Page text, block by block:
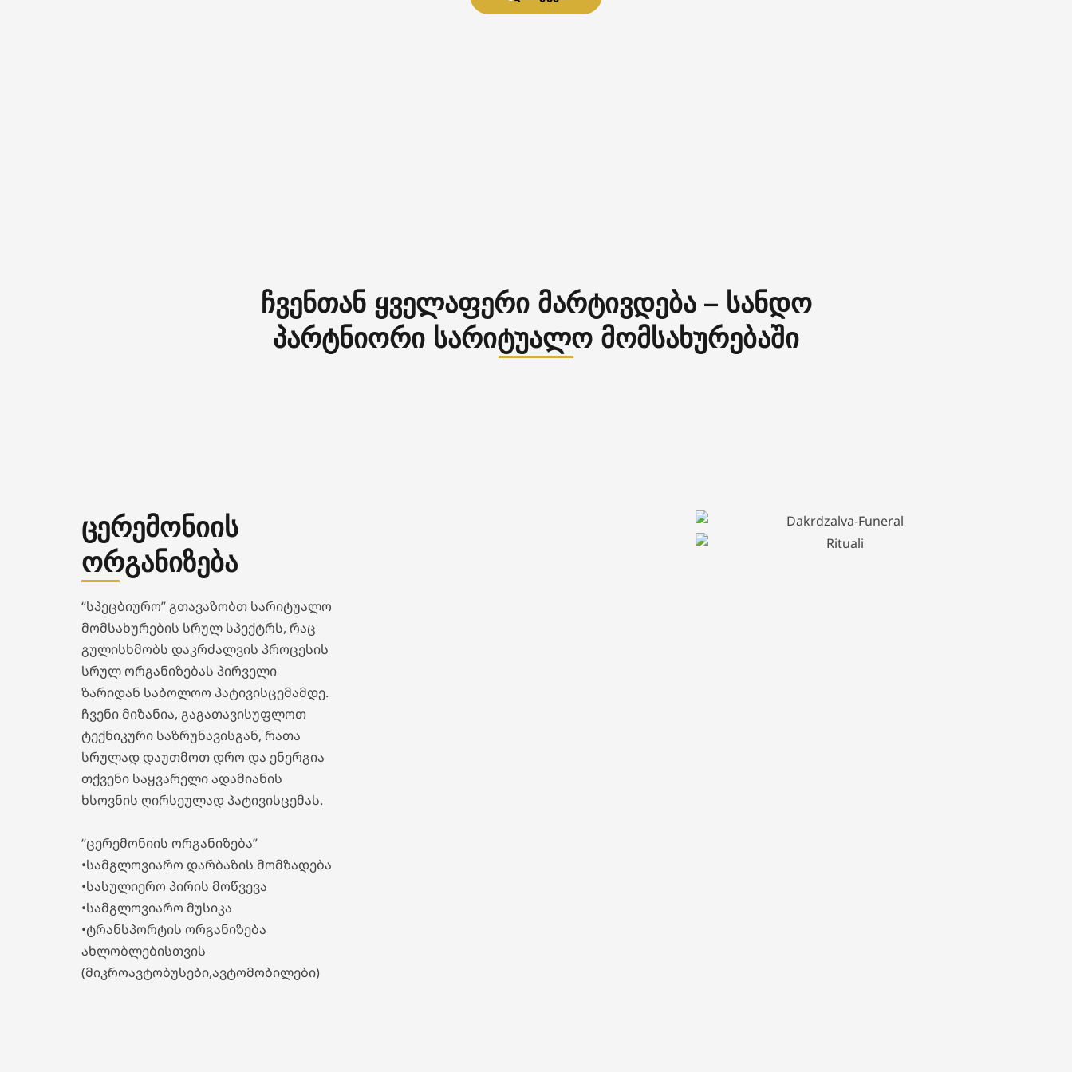
ჩვენთან ყველაფერი მარტივდება – სანდო
პარტნიორი სარიტუალო მომსახურებაში
ცერემონიის
ორგანიზება
“სპეცბიურო” გთავაზობთ სარიტუალო
მომსახურების სრულ სპექტრს, რაც
გულისხმობს დაკრძალვის პროცესის
სრულ ორგანიზებას პირველი
ზარიდან საბოლოო პატივისცემამდე.
ჩვენი მიზანია, გაგათავისუფლოთ
ტექნიკური საზრუნავისგან, რათა
სრულად დაუთმოთ დრო და ენერგია
თქვენი საყვარელი ადამიანის
ხსოვნის ღირსეულად პატივისცემას.
“ცერემონიის ორგანიზება”
•სამგლოვიარო დარბაზის მომზადება
•სასულიერო პირის მოწვევა
•სამგლოვიარო მუსიკა
•ტრანსპორტის ორგანიზება
ახლობლებისთვის
(მიკროავტობუსები,ავტომობილები)